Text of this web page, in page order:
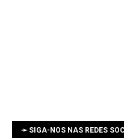
➛ SIGA-NOS NAS REDES